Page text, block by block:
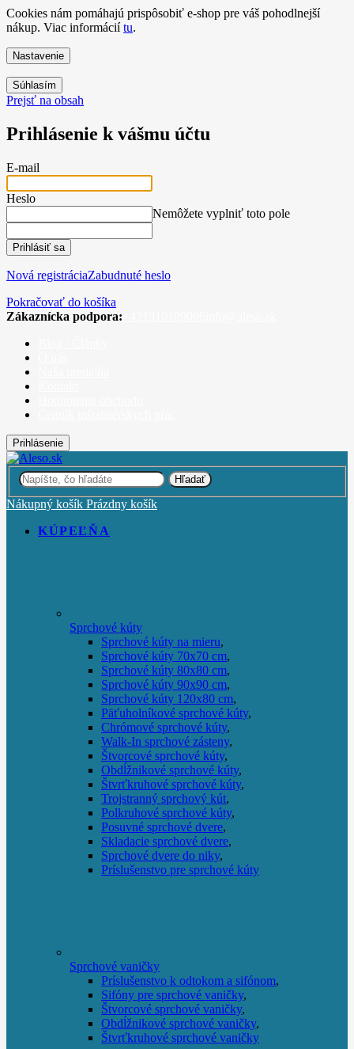
Cookies nám pomáhajú prispôsobiť e-shop pre váš pohodlnejší
nákup. Viac informáciítu.
Nastavenie
Súhlasím
Prejsť na obsah
Prihlásenie k vášmu účtu
E-mail
Heslo
Nemôžete vyplniť toto pole
Prihlásiť sa
Nová registráciaZabudnuté heslo
Pokračovať do košíka
Zákaznícka podpora:
Prihlásenie
Hľadať
Nákupný košík Prázdny košík
KÚPEĽŇA
Sprchové kúty
Sprchové kúty na mieru,
Sprchové kúty 70x70 cm,
Sprchové kúty 80x80 cm,
Sprchové kúty 90x90 cm,
Sprchové kúty 120x80 cm,
Päťuholníkové sprchové kúty,
Chrómové sprchové kúty,
Walk-In sprchové zásteny,
Štvorcové sprchové kúty,
Obdĺžnikové sprchové kúty,
Štvrťkruhové sprchové kúty,
Trojstranný sprchový kút,
Polkruhové sprchové kúty,
Posuvné sprchové dvere,
Skladacie sprchové dvere,
Sprchové dvere do niky,
Príslušenstvo pre sprchové kúty
Sprchové vaničky
Príslušenstvo k odtokom a sifónom,
Sifóny pre sprchové vaničky,
Štvorcové sprchové vaničky,
Obdĺžnikové sprchové vaničky,
Štvrťkruhové sprchové vaničky